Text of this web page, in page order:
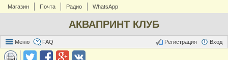
Магазин Почта Радио WhatsApp
АКВАПРИНТ КЛУБ
Меню FAQ Вход
Регистрация